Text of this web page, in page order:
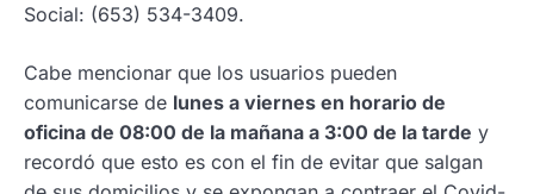
Social: (653) 534-3409.
Cabe mencionar que los usuarios pueden
comunicarse de lunes a viernes en horario de
oficina de 08:00 de la mañana a 3:00 de la tarde y
recordó que esto es con el fin de evitar que salgan